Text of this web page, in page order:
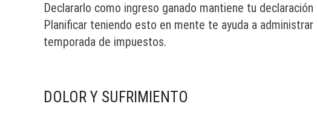
Declararlo como ingreso ganado mantiene tu
Planificar teniendo esto en mente te ayuda a
temporada de impuestos.
DOLOR Y SUFRIMIENTO